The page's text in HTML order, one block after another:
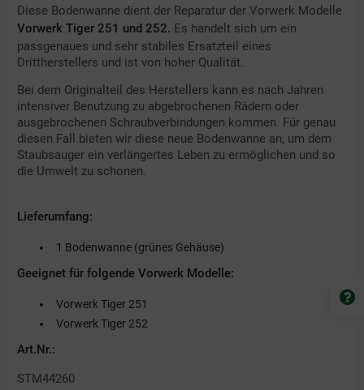
Diese Bodenwanne dient der Reparatur der Vorwerk Modelle
Vorwerk Tiger 251 und 252. Es handelt sich um ein
passgenaues und sehr stabiles Ersatzteil eines
Drittherstellers und ist von hoher Qualität.
Bei dem Originalteil des Herstellers kann es nach Jahren
intensiver Benutzung zu abgebrochenen Rädern oder
ausgebrochenen Schraubverbindungen kommen. Für genau
diesen Fall bieten wir diese neue Bodenwanne an, um dem
Staubsauger ein verlängertes Leben zu ermöglichen und so
die Umwelt zu schonen.
Lieferumfang:
1 Bodenwanne (grünes Gehäuse)
Geeignet für folgende Vorwerk Modelle:
Vorwerk Tiger 251
Vorwerk Tiger 252
Art.Nr.:
STM44260